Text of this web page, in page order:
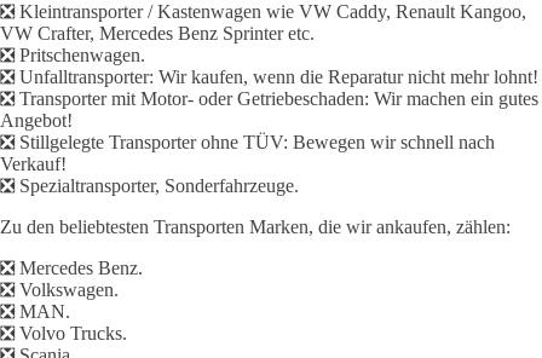
❎ Kleintransporter / Kastenwagen wie VW Caddy, Renault Kangoo,
VW Crafter, Mercedes Benz Sprinter etc.
❎ Pritschenwagen.
❎ Unfalltransporter: Wir kaufen, wenn die Reparatur nicht mehr lohnt!
❎ Transporter mit Motor- oder Getriebeschaden: Wir machen ein gutes
Angebot!
❎ Stillgelegte Transporter ohne TÜV: Bewegen wir schnell nach
Verkauf!
❎ Spezialtransporter, Sonderfahrzeuge.
Zu den beliebtesten Transporten Marken, die wir ankaufen, zählen:
❎ Mercedes Benz.
❎ Volkswagen.
❎ MAN.
❎ Volvo Trucks.